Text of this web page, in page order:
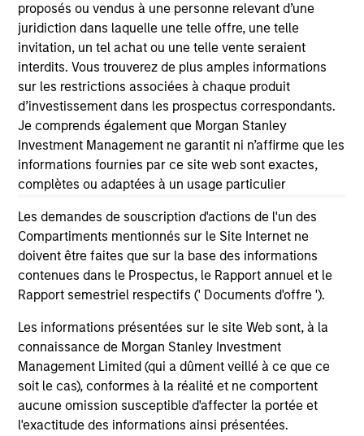
proposés ou vendus à une personne relevant d’une
juridiction dans laquelle une telle offre, une telle
invitation, un tel achat ou une telle vente seraient
interdits. Vous trouverez de plus amples informations
sur les restrictions associées à chaque produit
d’investissement dans les prospectus correspondants.
Je comprends également que Morgan Stanley
Investment Management ne garantit ni n’affirme que les
informations fournies par ce site web sont exactes,
complètes ou adaptées à un usage particulier
Les demandes de souscription d'actions de l'un des
Compartiments mentionnés sur le Site Internet ne
doivent être faites que sur la base des informations
contenues dans le Prospectus, le Rapport annuel et le
Rapport semestriel respectifs (' Documents d'offre ').
Les informations présentées sur le site Web sont, à la
connaissance de Morgan Stanley Investment
Management Limited (qui a dûment veillé à ce que ce
soit le cas), conformes à la réalité et ne comportent
aucune omission susceptible d'affecter la portée et
l'exactitude des informations ainsi présentées.
As of July 25, 2025. The above is provided for informational
and educational purposes only. There is no guarantee that
the investment mentioned resulted in positive performance
(for realized holdings), or will perform well in the future (for
current holdings). The trademarks and service marks above
are the property of their respective owners. The information
on this website has not been authorized, sponsored, or
otherwise approved by such owners. By clicking on any
links shown here, you agree that you are navigating to a
third party site. We are providing these hyperlinks to you
only as a convenience and the inclusion of any hyperlink is
not and does not imply any endorsement, approval,
information contained in any hyperlinked site. In no event
shall we be responsible for the information contained on
the site or your use of such site.